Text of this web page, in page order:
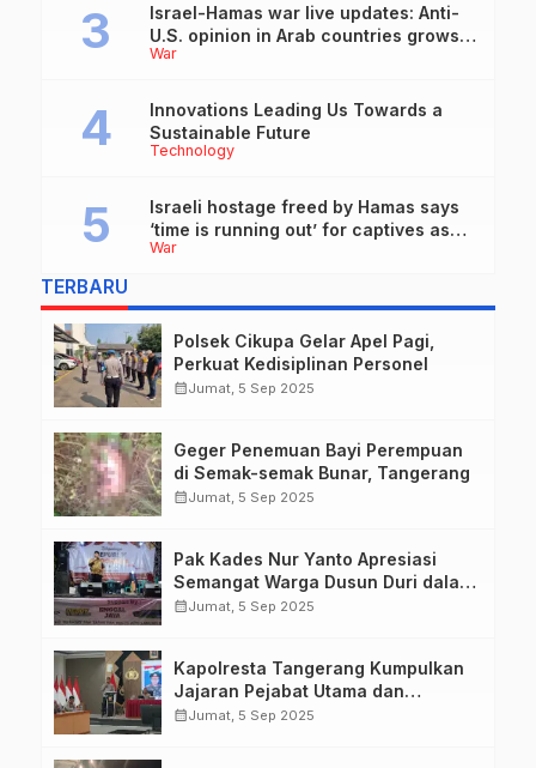
War
Israel-Hamas war live updates: Anti-
U.S. opinion in Arab countries grows
over support for Israel, leaders tell
Technology
Innovations Leading Us Towards a
Sustainable Future
War
Israeli hostage freed by Hamas says
‘time is running out’ for captives as
she describes harrowing conditions
TERBARU
Polsek Cikupa Gelar Apel Pagi,
Perkuat Kedisiplinan Personel
calendar_monthJumat, 5 Sep 2025
Geger Penemuan Bayi Perempuan
di Semak-semak Bunar, Tangerang
calendar_monthJumat, 5 Sep 2025
Pak Kades Nur Yanto Apresiasi
Semangat Warga Dusun Duri dalam
Peringatan HUT RI ke-80
calendar_monthJumat, 5 Sep 2025
Kapolresta Tangerang Kumpulkan
Jajaran Pejabat Utama dan
Kapolsek untuk Paparkan
calendar_monthJumat, 5 Sep 2025